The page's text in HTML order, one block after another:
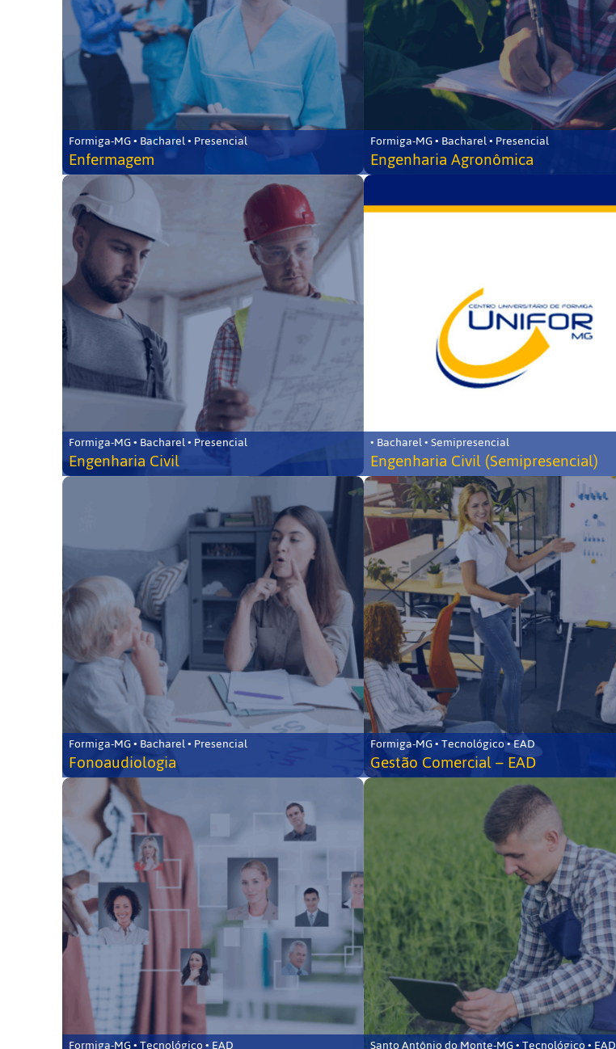
Formiga-MG • Bacharel • Presencial
Enfermagem
Formiga-MG • Bacharel • Presencial
Engenharia Agronômica
Formiga-MG • Bacharel • Presencial
Engenharia Civil
• Bacharel • Semipresencial
Engenharia Civil (Semipresencial)
Formiga-MG • Bacharel • Presencial
Fonoaudiologia
Formiga-MG • Tecnológico • EAD
Gestão Comercial – EAD